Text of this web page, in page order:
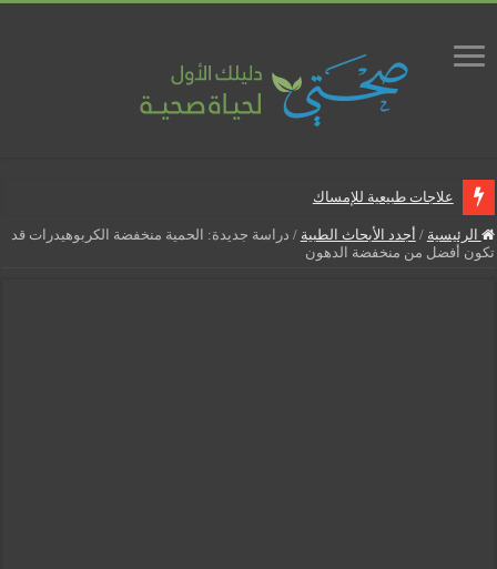
علاجات طبيعية للإمساك
ماذا يجب أن تحتوي صيدلية المنزلالرئيسية / أجدد الأبحاث الطبية / دراسة جديدة: الحمية منخفضة الكربوهيدرات قد
تكون أفضل من منخفضة الدهون